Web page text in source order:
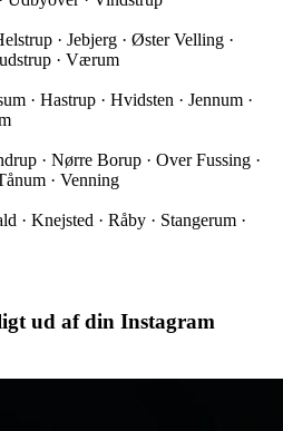
· Jebjerg · Øster Velling ·
· Værum
· Hastrup · Hvidsten · Jennum ·
· Nørre Borup · Over Fussing ·
· Venning
· Knejsted · Råby · Stangerum ·
ud af din Instagram